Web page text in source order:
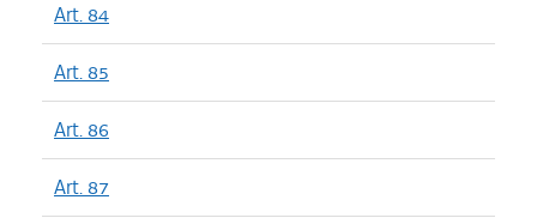
Art. 84
Art. 85
Art. 86
Art. 87